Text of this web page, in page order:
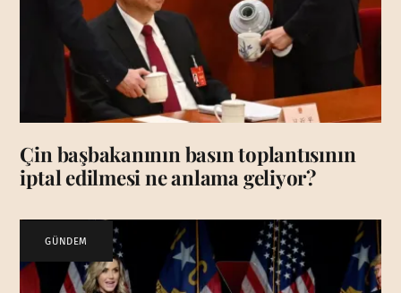
Çin başbakanının basın toplantısının
iptal edilmesi ne anlama geliyor?
GÜNDEM